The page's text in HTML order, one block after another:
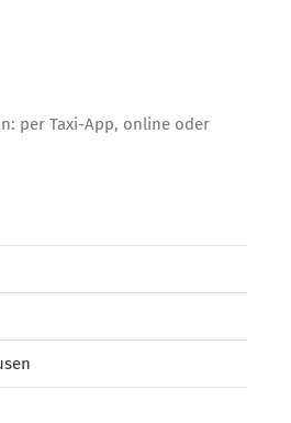
per Taxi-App, online oder